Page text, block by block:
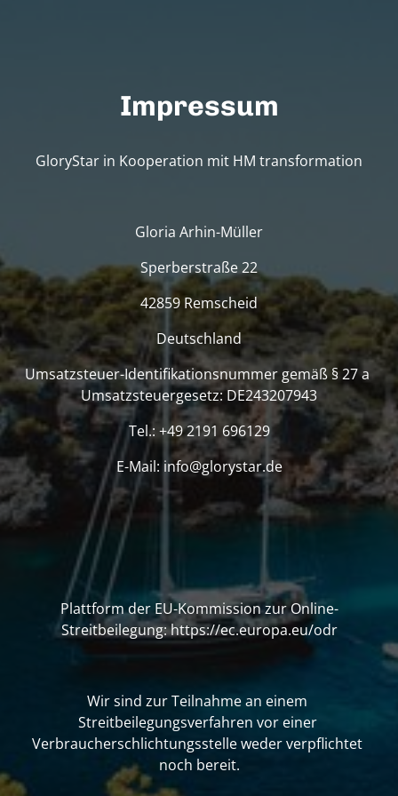
Impressum
GloryStar in Kooperation mit HM transformation
Gloria Arhin-Müller
Sperberstraße 22
42859 Remscheid
Deutschland
Umsatzsteuer-Identifikationsnummer gemäß § 27 a
Umsatzsteuergesetz: DE243207943
Tel.: +49 2191 696129
E-Mail: info@glorystar.de
Plattform der EU-Kommission zur Online-
Streitbeilegung: https://ec.europa.eu/odr
Wir sind zur Teilnahme an einem
Streitbeilegungsverfahren vor einer
Verbraucherschlichtungsstelle weder verpflichtet
noch bereit.